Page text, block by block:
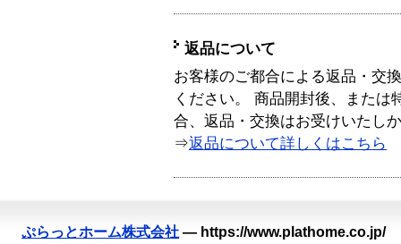
返品について
お客様のご都合による返品・交
ください。 商品開封後、または
合、返品・交換はお受けいたし
⇒返品について詳しくはこちら
ぷらっとホーム株式会社 — https://www.plathome.co.jp/